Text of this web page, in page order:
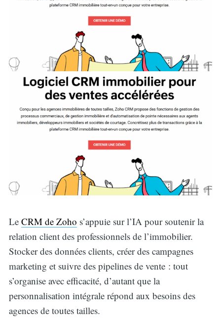
Le CRM de Zoho s’appuie sur l’IA pour soutenir la
relation client des professionnels de l’immobilier.
Stocker des données clients, créer des campagnes
marketing et suivre des pipelines de vente : tout
s’organise avec efficacité, d’autant que la
personnalisation intégrale répond aux besoins des
agences de toutes tailles.